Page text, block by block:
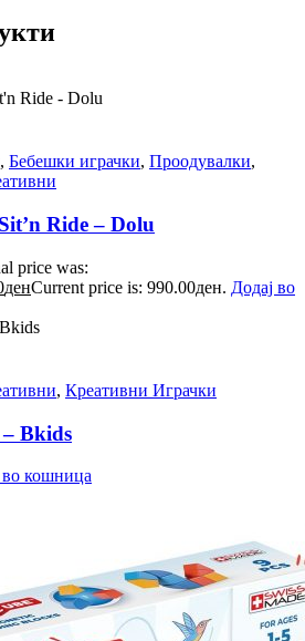
, Бебешки играчки, Проодувалки,
Ride – Dolu
price was:
денCurrent price is: 990.00ден. Додај во
, Креативни Играчки
Bkids
во кошница